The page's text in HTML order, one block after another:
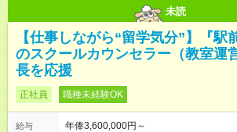
未読
【仕事しながら“留学気分”】『駅
のスクールカウンセラー（教室運
長を応援
正社員 職種未経験OK
給与
年俸3,600,000円～